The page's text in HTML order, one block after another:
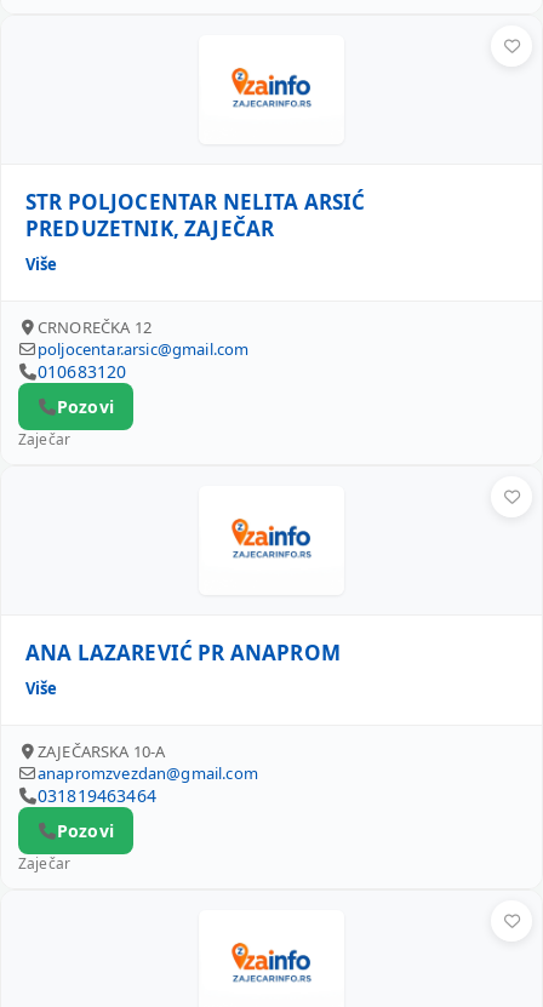
STR POLJOCENTAR NELITA ARSIĆ
PREDUZETNIK, ZAJEČAR
Više
CRNOREČKA 12
poljocentar.arsic@gmail.com
010683120
Pozovi
Zaječar
ANA LAZAREVIĆ PR ANAPROM
Više
ZAJEČARSKA 10-A
anapromzvezdan@gmail.com
031819463464
Pozovi
Zaječar